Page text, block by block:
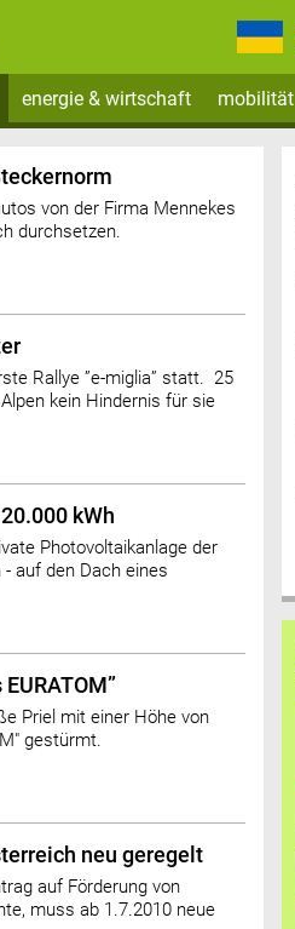
energie & wirtschaft mobilität
von der Firma Mennekes
durchsetzen.
Rallye ”e-miglia” statt. 25
kein Hindernis für sie
kWh
Photovoltaikanlage der
auf den Dach eines
Priel mit einer Höhe von
gestürmt.
neu geregelt
auf Förderung von
muss ab 1.7.2010 neue